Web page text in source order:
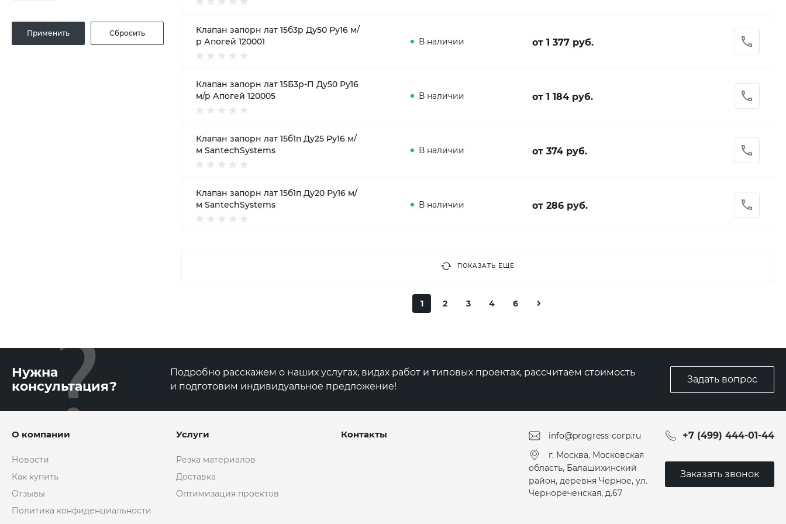
Клапан запорн лат 15б3р Ду50 Ру16 м/
р Апогей 120001
В наличии от 1 377 руб.
Клапан запорн лат 15Б3р-П Ду50 Ру16
м/р Апогей 120005
В наличии от 1 184 руб.
Клапан запорн лат 15б1п Ду25 Ру16 м/
м SantechSystems
В наличии от 374 руб.
Клапан запорн лат 15б1п Ду20 Ру16 м/
м SantechSystems
В наличии от 286 руб.
ПОКАЗАТЬ ЕЩЕ
1 2 3 4 6
Нужна
консультация?
Подробно расскажем о наших услугах, видах работ и типовых проектах, рассчитаем стоимость
и подготовим индивидуальное предложение!
Задать вопрос
О компании
Новости
Как купить
Отзывы
Политика конфиденциальности
Услуги
Резка материалов
Доставка
Оптимизация проектов
Контакты info@progress-corp.ru +7 (499) 444-01-44
г. Москва, Московская
область, Балашихинский
район, деревня Черное, ул.
Чернореченская, д.67
Заказать звонок